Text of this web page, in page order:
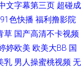
开视频 超碰入口 国内激
夜影院 深夜影院a 91视
文字幕第三页 超碰成
91色快播 福利撸影院
草 国产高清不卡视频
婷欧美 欧美大BB 国
乳 男人操蜜桃视频 无